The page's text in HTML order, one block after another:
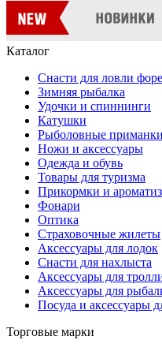
Каталог
Снасти для ловли
Зимняя рыбалка
Удочки и спиннинги
Катушки
Рыболовные приманки
Ножи и аксессуары
Одежда и обувь
Товары для туризма
Прикормки и
Фонари
Оптика
Страховочные жилеты
Аксессуары для лодок
Снасти для нахлыста
Аксессуары для
Аксессуары для
Посуда и аксессуары
Торговые марки